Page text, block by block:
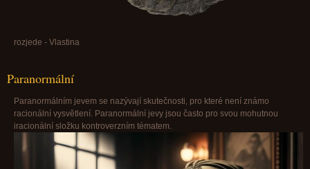
rozjede - Vlastina
Paranormální
Paranormálním jevem se nazývají skutečnosti, pro které není známo
racionální vysvětlení. Paranormální jevy jsou často pro svou mohutnou
iracionální složku kontroverzním tématem.